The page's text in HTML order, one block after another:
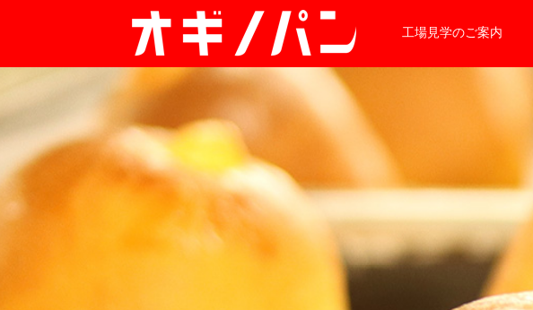
工場見学のご案内